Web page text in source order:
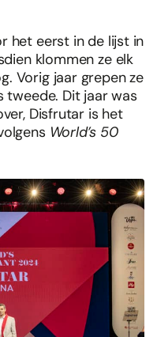
het eerst in de lijst in
klommen ze elk
Vorig jaar grepen ze
tweede. Dit jaar was
Disfrutar is het
World’s 50